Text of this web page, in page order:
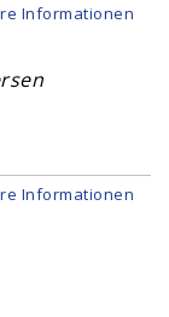
Informationen
Informationen